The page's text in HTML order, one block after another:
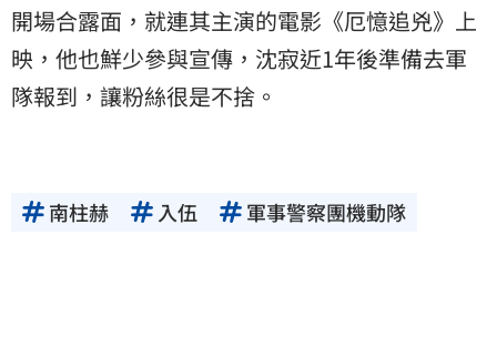
開場合露面，就連其主演的電影《厄憶追兇》上
映，他也鮮少參與宣傳，沈寂近1年後準備去軍
隊報到，讓粉絲很是不捨。
南柱赫 入伍 軍事警察團機動隊